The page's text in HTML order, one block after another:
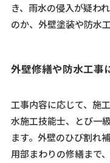
き、雨水の侵入が疑わ
のか、外壁塗装や防水
外壁修繕や防水工事
工事内容に応じて、施
水施工技能士、とび一
ます。外壁のひび割れ
用部まわりの修繕まで